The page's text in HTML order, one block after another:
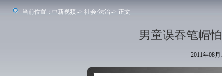
当前位置： 中新视频 -> 社会·法治 -> 正文
男童误吞笔帽
2011年08